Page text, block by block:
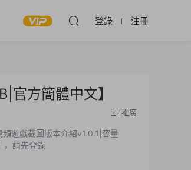
登錄 注冊
方簡體中文】
推廣
遊戲截圖版本介紹v1.0.1|容量
VIP免費），請先登錄